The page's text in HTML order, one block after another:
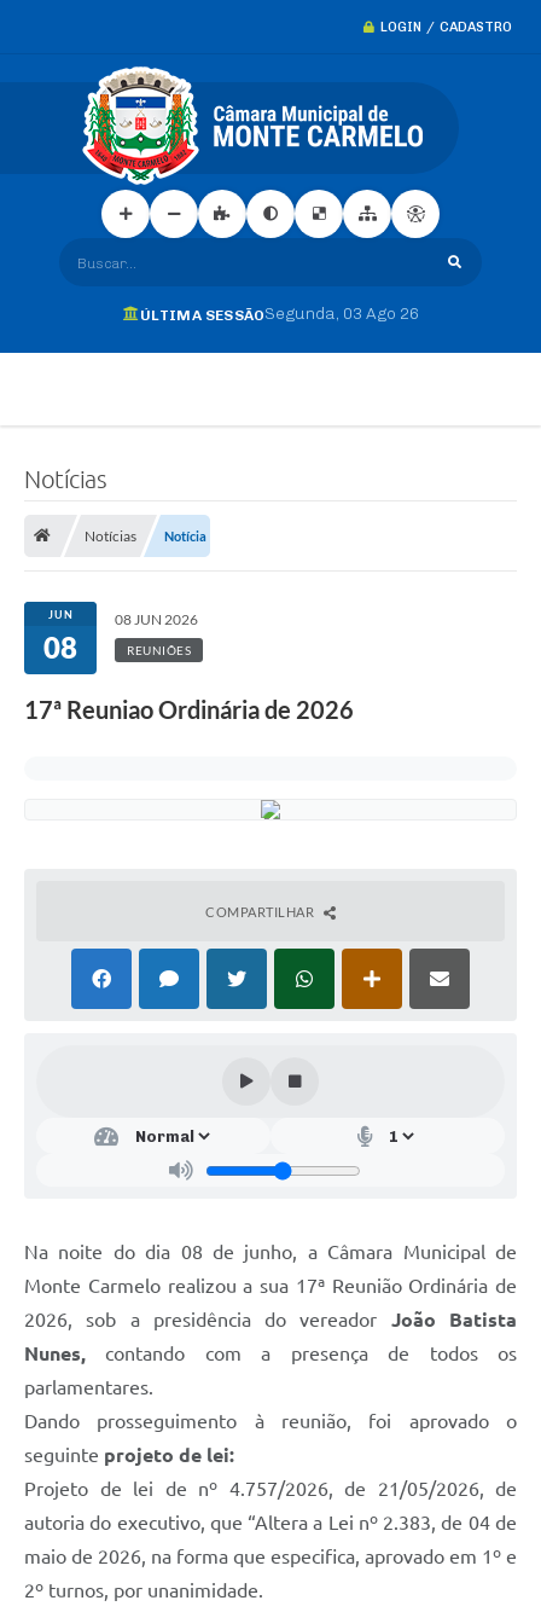
LOGIN / CADASTRO
Buscar...
ÚLTIMA SESSÃOSegunda 03 Ago 26
Notícias
Notícias Notícia
JUN
08
08 JUN 2026
REUNIÕES
17ª Reuniao Ordinária de 2026
COMPARTILHAR
Na noite do dia 08 de junho, a Câmara Municipal de
Monte Carmelo realizou a sua 17ª Reunião Ordinária de
2026, sob a presidência do vereador João Batista
Nunes, contando com a presença de todos os
parlamentares.
Dando prosseguimento à reunião, foi aprovado o
seguinte projeto de lei:
Projeto de lei de nº 4.757/2026, de 21/05/2026, de
autoria do executivo, que “Altera a Lei nº 2.383, de 04 de
maio de 2026, na forma que especifica, aprovado em 1º e
2º turnos, por unanimidade.